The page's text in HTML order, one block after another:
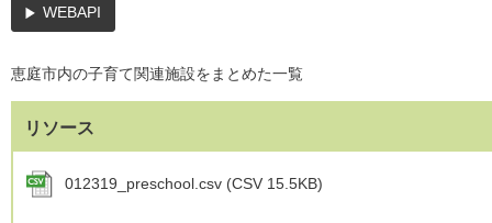
WEBAPI
恵庭市内の子育て関連施設をまとめた一覧
リソース
012319_preschool.csv (CSV 15.5KB)